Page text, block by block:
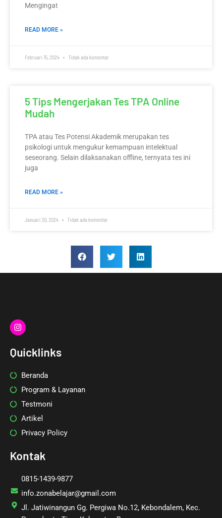
Mengingat
READ MORE »
Februari 15, 2024 Tidak ada komentar
5 Tips Mengerjakan Tes TPA Online
Mudah
TPA atau Tes Potensi Akademik merupakan tes
psikologi untuk mengukur kemampuan intelektual
seseorang. Selain dilaksanakan offline, ternyata tes ini
juga
READ MORE »
Januari 20, 2024 Tidak ada komentar
I
n
s
a
m
Quicklinks
Beranda
Program & Layanan
Testmoni
Artikel
Privacy Policy
Kontak
0815-1439-9877
info.zonabelajar@gmail.com
Jl. Jatiwinangun Gg. Pergiwa No.12, Kebondalem, Kec.